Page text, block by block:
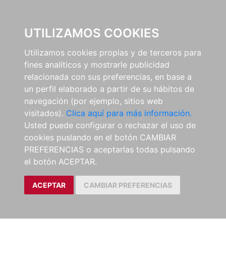
UTILIZAMOS COOKIES
Utilizamos cookies propias y de terceros para
fines analíticos y mostrarle publicidad
relacionada con sus preferencias, en base a
un perfil elaborado a partir de su hábitos de
navegación (por ejemplo, sitios web
visitados). Clica aquí para más información.
Usted puede configurar o rechazar el uso de
cookies puslando en el botón CAMBIAR
PREFERENCIAS o aceptarlas todas pulsando
el botón ACEPTAR.
ACEPTAR CAMBIAR PREFERENCIAS